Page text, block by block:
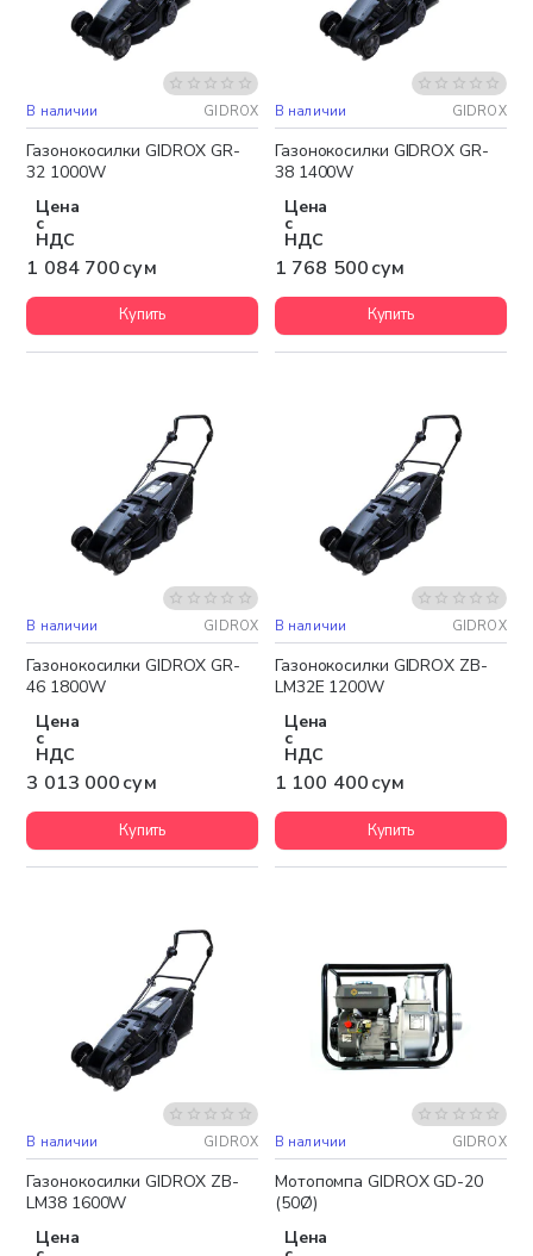
Бесплатная доставка
В наличии GIDROX
Газонокосилки GIDROX GR-
32 1000W
Цена
с
НДС
1 084 700 сум
Купить
Бесплатная доставка
В наличии GIDROX
Газонокосилки GIDROX GR-
38 1400W
Цена
с
НДС
1 768 500 сум
Купить
Бесплатная доставка
В наличии GIDROX
Газонокосилки GIDROX GR-
46 1800W
Цена
с
НДС
3 013 000 сум
Купить
Бесплатная доставка
В наличии GIDROX
Газонокосилки GIDROX ZB-
LM32E 1200W
Цена
с
НДС
1 100 400 сум
Купить
Бесплатная доставка
В наличии GIDROX
Газонокосилки GIDROX ZB-
LM38 1600W
Цена
Бесплатная доставка
В наличии GIDROX
Мотопомпа GIDROX GD-20
(50Ø)
Цена